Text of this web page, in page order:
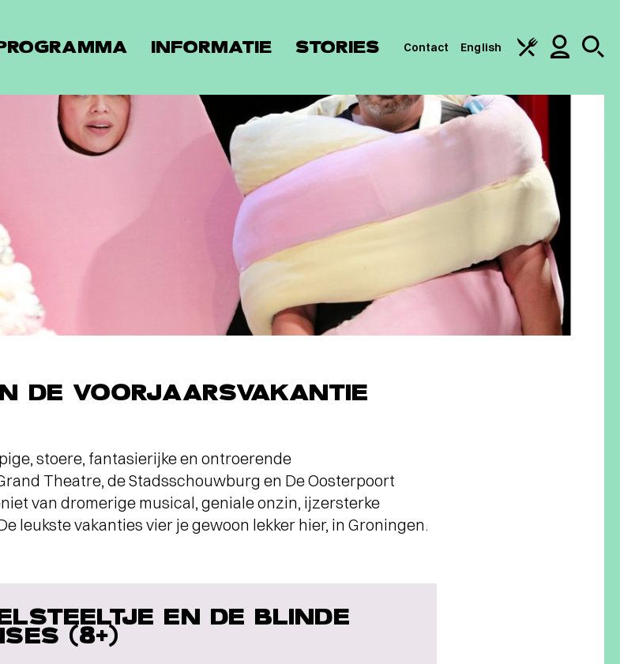
INFORMATIE STORIES Contact English
DE VOORJAARSVAKANTIE
stoere, fantasierijke en ontroerende
Theatre, de Stadsschouwburg en De Oosterpoort
van dromerige musical, geniale onzin, ijzersterke
leukste vakanties vier je gewoon lekker hier, in Groningen.
EN DE BLINDE
(8+)